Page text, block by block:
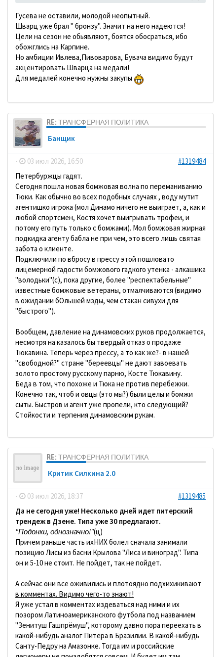
Гусева не оставили, молодой неопытный.
Шварц уже брал " бронзу". Значит на него надеются!
Цели на сезон не обьявляют, боятся обосраться, ибо
обожглись на Карпине.
Но амбиции Ивлева,Пивоварова, Бувача видимо будут
акцентировать Шварца на медали!
Для медалей конечно нужны закупы
RE: ТРАНСФЕРНАЯ ПОЛИТИКА
Банщик
- 03 июл 2026, 16:50
#1319484
Петербуржцы гадят.
Сегодня пошла новая бомжовая волна по переманиванию
Тюки. Как обычно во всех подобных случаях , воду мутит
агентишко игрока (мол Динамо ничего не выиграет, а, как и
любой спортсмен, Костя хочет выигрывать трофеи, и
потому его путь только с бомжами). Мол бомжовая жирная
подкидка агенту бабла не при чем, это всего лишь святая
забота о клиенте.
Подключили по вбросу в прессу этой пошловато
лицемерной гадости бомжового гадкого утенка - алкашика
"володьки"(с), пока другие, более "респектабельные"
известные бомжовые ветераны, отмалчиваются (видимо
в ожидании бОльшей мзды, чем стакан сивухи для
"быстрого").
Вообщем, давление на динамовских руков продолжается,
несмотря на казалось бы твердый отказ о продаже
Тюкавина. Теперь через прессу, а то как же?- в нашей
"свободной?" стране "береевцы" не дают завоевать
золото простому русскому парню, Косте Тюкавину.
Беда в том, что похоже и Тюка не против перебежки.
Конечно так, чтоб и овцы (это мы?) были целы и бомжи
сыты. Быстров и агент уже пропели, кто следующий?
Стойкости и терпения динамовским рукам.
RE: ТРАНСФЕРНАЯ ПОЛИТИКА
Критик Силкина 2.0
- 03 июл 2026, 18:37
#1319485
Да не сегодня уже! Несколько дней идет питерский
трендеж в Дзене. Типа уже 30 предлагают.
"Подонки, однозначно!"(ц)
Причем раньше часть ихНИХ болел сначала занимали
позицию Лисы из басни Крылова "Лиса и виноград". Типа
он и 5-10 не стоит. Не пойдет, так не пойдет.
А сейчас они все оживились и плотоядно подхихикивают
в комментах. Видимо чего-то знают!
Я уже устал в комментах издеваться над ними и их
позором Латиноамериканского футбола под названием
"Зенитуш Гашпрёмуш", которому давно пора переехать в
какой-нибудь аналог Питера в Бразилии. В какой-нибудь
Санту-Педру на Амазонке. Тогда им и российские